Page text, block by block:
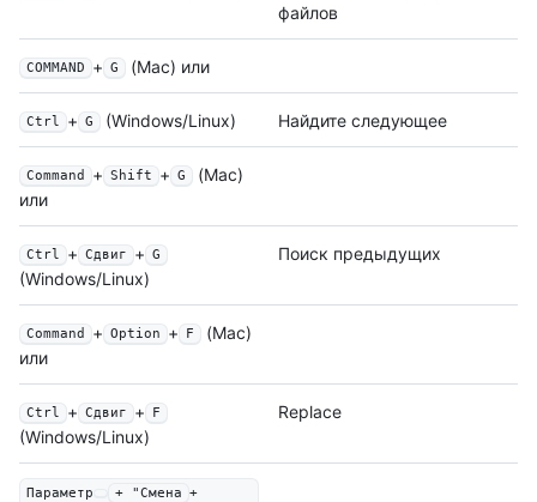
файлов
COMMAND + G (Mac) или
Ctrl + G (Windows/Linux) Найдите следующее
Command + Shift + G
(Mac)
или
Ctrl + Сдвиг + G
(Windows/Linux)
Поиск предыдущих
Command + Option + F
(Mac)
или
Ctrl + Сдвиг + F
(Windows/Linux)
Replace
Параметр + "Смена +